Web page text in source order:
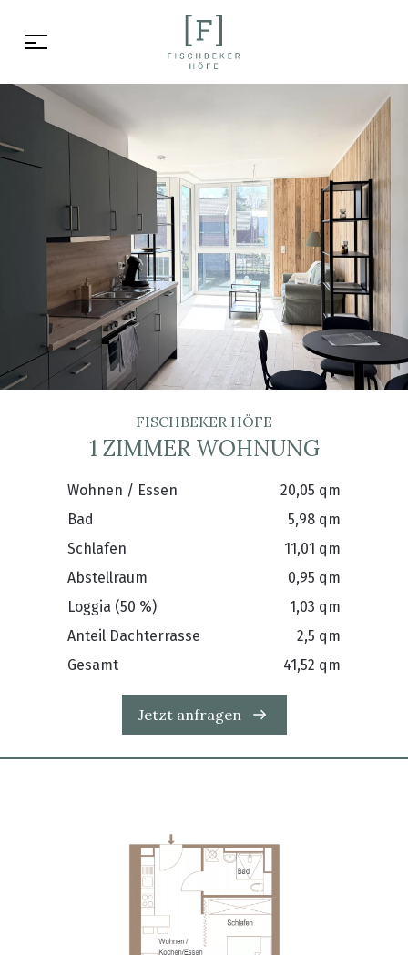
FISCHBEKER HÖFE
1 ZIMMER WOHNUNG
Wohnen / Essen
20,05 qm
Bad
5,98 qm
Schlafen
11,01 qm
Abstellraum
0,95 qm
Loggia (50 %)
1,03 qm
Anteil Dachterrasse
2,5 qm
Gesamt
41,52 qm
Jetzt anfragen